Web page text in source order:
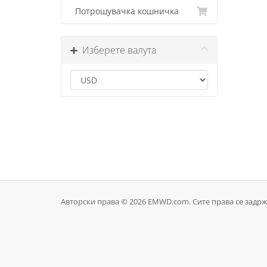
Потрошувачка кошничка
Изберете валута
Авторски права © 2026 EMWD.com. Сите права се